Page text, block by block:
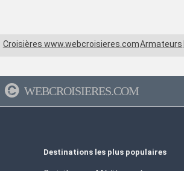
Croisières www.webcroisieres.comArmateurs
WEBCROISIERES.COM
Destinations les plus populaires